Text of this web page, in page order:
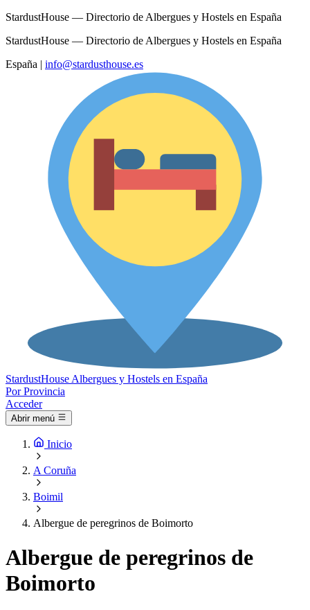
StardustHouse — Directorio de Albergues y Hostels en España
StardustHouse — Directorio de Albergues y Hostels en España
España | info@stardusthouse.es
StardustHouse Albergues y Hostels en España
Por Provincia
Acceder
Abrir menú
Inicio
A Coruña
Boimil
Albergue de peregrinos de Boimorto
Albergue de peregrinos de
Boimorto